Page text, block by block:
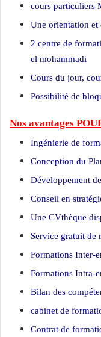
cours particuliers
Une orientation et
2 centre de
el mohammadi
Cours du jour,
Possibilité de
Nos avantages
Ingénierie de
Conception du
Développement
Conseil en
Une CVthèque
Service gratuit de
Formations Inter-
Formations Intra-
Bilan des
cabinet de
Contrat de